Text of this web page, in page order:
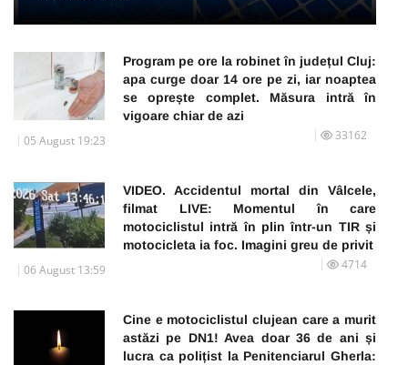
Program pe ore la robinet în județul Cluj:
apa curge doar 14 ore pe zi, iar noaptea
se oprește complet. Măsura intră în
vigoare chiar de azi
05 August 19:23 33162
VIDEO. Accidentul mortal din Vâlcele,
filmat LIVE: Momentul în care
motociclistul intră în plin într-un TIR și
motocicleta ia foc. Imagini greu de privit
06 August 13:59 4714
Cine e motociclistul clujean care a murit
astăzi pe DN1! Avea doar 36 de ani și
lucra ca polițist la Penitenciarul Gherla: